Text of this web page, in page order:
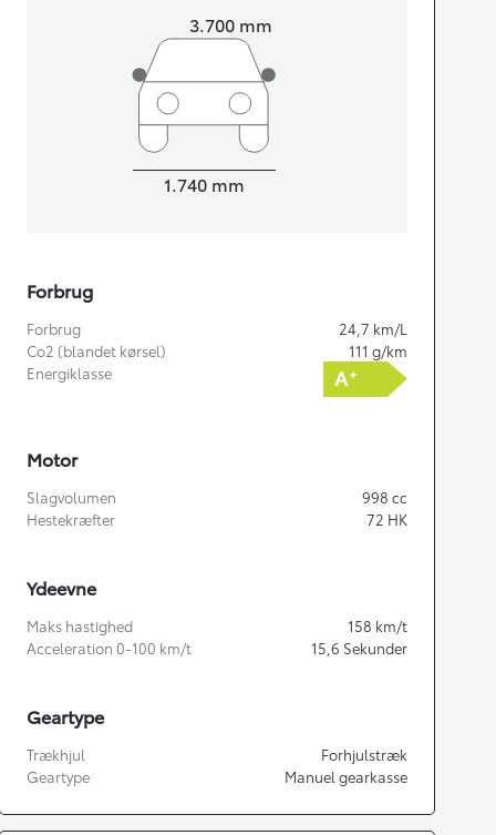
3.700 mm
1.740 mm
Forbrug
Forbrug 24,7 km/L
Co2 (blandet kørsel)
111 g/km
Energiklasse
Motor
Slagvolumen 998 cc
Hestekræfter
72 HK
Ydeevne
Maks hastighed 158 km/t
Acceleration 0-100 km/t
15,6 Sekunder
Geartype
Trækhjul
Forhjulstræk
Geartype
Manuel gearkasse